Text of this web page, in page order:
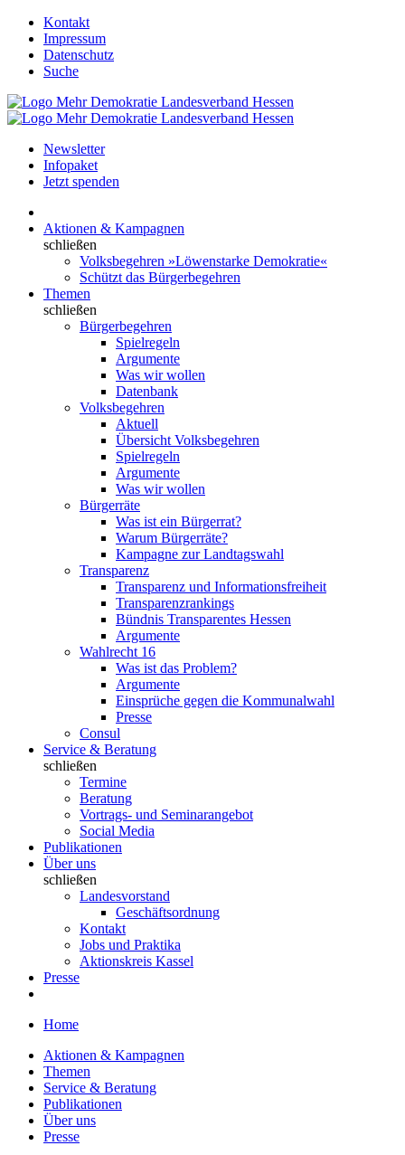
Kontakt
Impressum
Datenschutz
Suche
Newsletter
Infopaket
Jetzt spenden
Aktionen & Kampagnen
schließen
Volksbegehren »Löwenstarke Demokratie«
Schützt das Bürgerbegehren
Themen
schließen
Bürgerbegehren
Spielregeln
Argumente
Was wir wollen
Datenbank
Volksbegehren
Aktuell
Übersicht Volksbegehren
Spielregeln
Argumente
Was wir wollen
Bürgerräte
Was ist ein Bürgerrat?
Warum Bürgerräte?
Kampagne zur Landtagswahl
Transparenz
Transparenz und Informationsfreiheit
Transparenzrankings
Bündnis Transparentes Hessen
Argumente
Wahlrecht 16
Was ist das Problem?
Argumente
Einsprüche gegen die Kommunalwahl
Presse
Consul
Service & Beratung
schließen
Termine
Beratung
Vortrags- und Seminarangebot
Social Media
Publikationen
Über uns
schließen
Landesvorstand
Geschäftsordnung
Kontakt
Jobs und Praktika
Aktionskreis Kassel
Presse
Home
Aktionen & Kampagnen
Themen
Service & Beratung
Publikationen
Über uns
Presse